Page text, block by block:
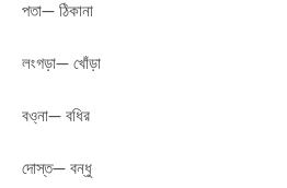
পতা— ঠিকানা
লংগড়া— খোঁড়া
বও্না— বধির
দোস্ত— বন্ধু